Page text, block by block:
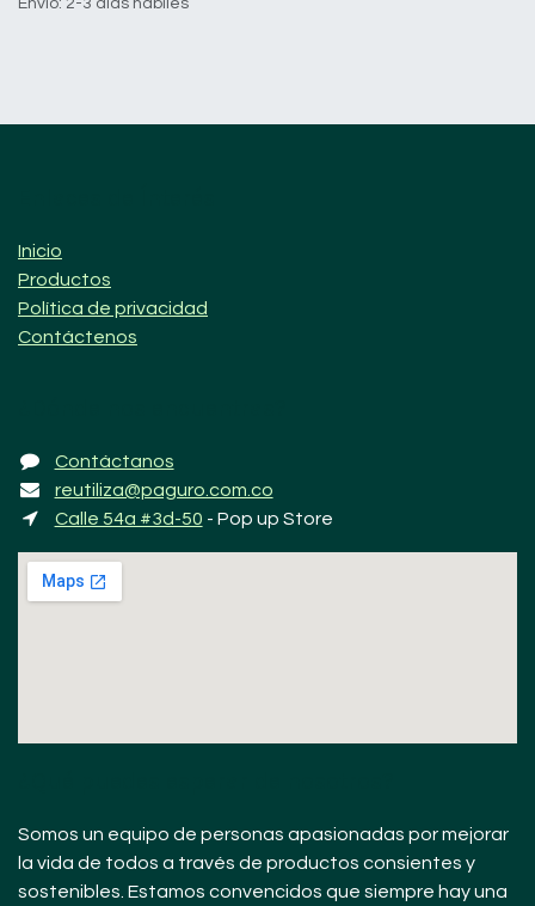
Envío: 2-3 días hábiles
Inicio
Productos
Política de privacidad
Contáctenos
Contáctanos
reutiliza@paguro.com.co
Calle 54a #3d-50 - Pop up Store
Somos un equipo de personas apasionadas por mejorar
la vida de todos a través de productos consientes y
sostenibles. Estamos convencidos que siempre hay una